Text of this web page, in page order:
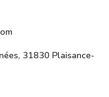
31830 Plaisance-